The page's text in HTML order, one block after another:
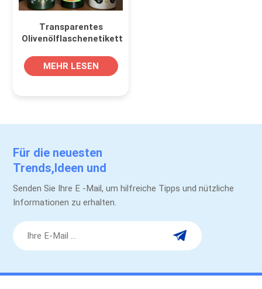
Transparentes
Olivenölflaschenetikett
für klaren Druck
MEHR LESEN
Für die neuesten
Trends,Ideen und
Werbeaktionen.
Senden Sie Ihre E -Mail, um hilfreiche Tipps und nützliche
Informationen zu erhalten.